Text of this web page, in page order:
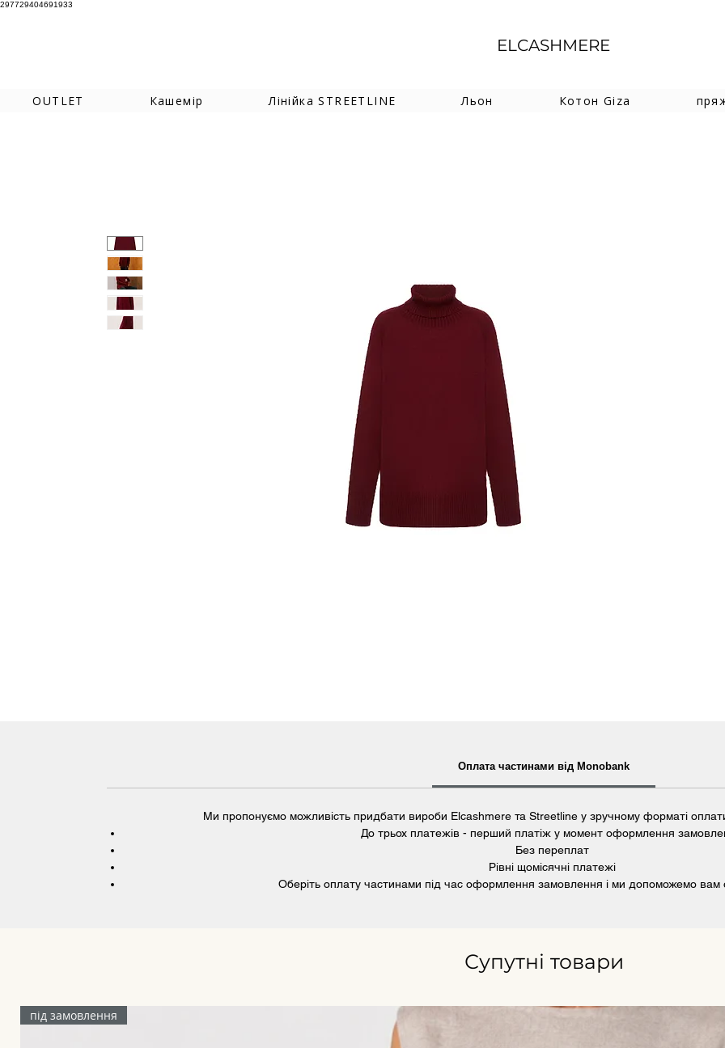
297729404691933
ELCASHMERE
OUTLET Кашемір Лінійка STREETLINE Льон Котон Giza
Оплата частинами від Monobank
Ми пропонуємо можливість придбати вироби Elcashmere та Streetline у зручному форматі
До трьох платежів - перший платіж у момент оформлення
Без переплат
Рівні щомісячні платежі
Оберіть оплату частинами під час оформлення замовлення і ми допоможемо
Супутні товари
під замовлення